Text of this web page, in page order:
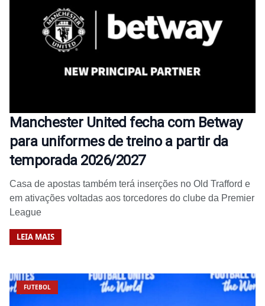
Manchester United fecha com Betway
para uniformes de treino a partir da
temporada 2026/2027
Casa de apostas também terá inserções no Old Trafford e
em ativações voltadas aos torcedores do clube da Premier
League
LEIA MAIS
FUTEBOL